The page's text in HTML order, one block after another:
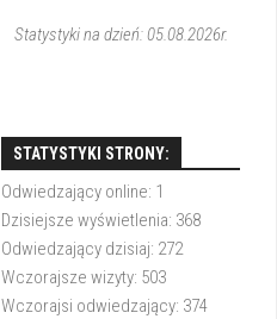
Statystyki na dzień: 05.08.2026r.
STATYSTYKI STRONY:
Odwiedzający online: 1
Dzisiejsze wyświetlenia: 368
Odwiedzający dzisiaj: 272
Wczorajsze wizyty: 503
Wczorajsi odwiedzający: 374